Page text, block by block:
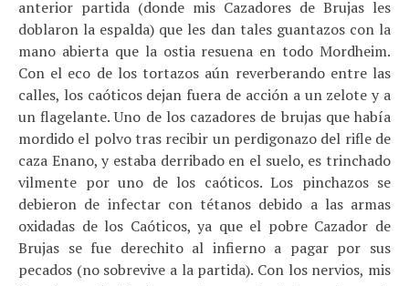
anterior partida (donde mis Cazadores de Brujas les
doblaron la espalda) que les dan tales guantazos con la
mano abierta que la ostia resuena en todo Mordheim.
Con el eco de los tortazos aún reverberando entre las
calles, los caóticos dejan fuera de acción a un zelote y a
un flagelante. Uno de los cazadores de brujas que había
mordido el polvo tras recibir un perdigonazo del rifle de
caza Enano, y estaba derribado en el suelo, es trinchado
vilmente por uno de los caóticos. Los pinchazos se
debieron de infectar con tétanos debido a las armas
oxidadas de los Caóticos, ya que el pobre Cazador de
Brujas se fue derechito al infierno a pagar por sus
pecados (no sobrevive a la partida). Con los nervios, mis